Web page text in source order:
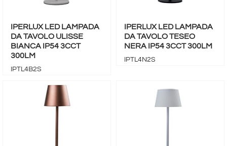
IPERLUX LED LAMPADA
DA TAVOLO ULISSE
BIANCA IP54 3CCT
300LM
IPTL4B2S
IPERLUX LED LAMPADA
DA TAVOLO TESEO
NERA IP54 3CCT 300LM
IPTL4N2S